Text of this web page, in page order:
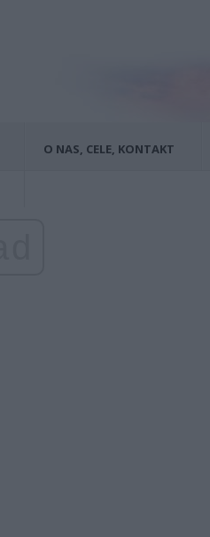
O NAS, CELE, KONTAKT